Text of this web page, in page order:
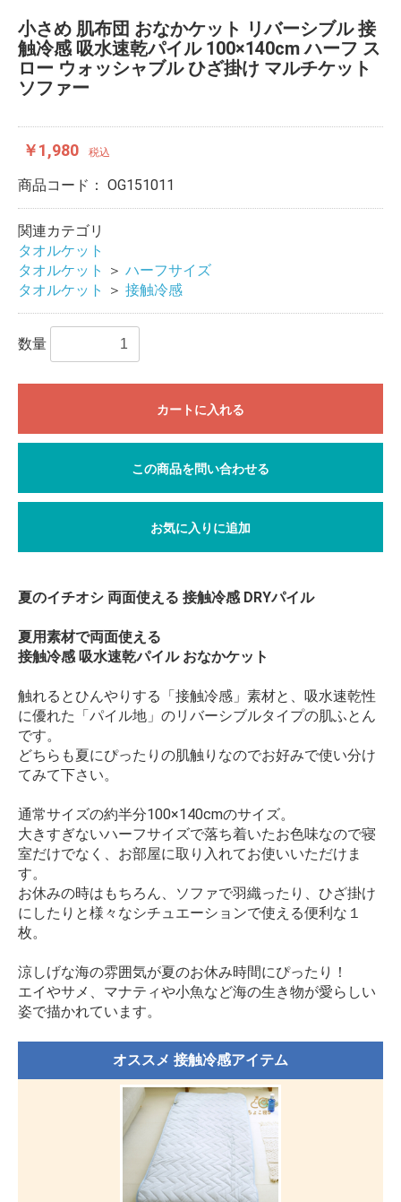
小さめ 肌布団 おなかケット リバーシブル 接
触冷感 吸水速乾パイル 100×140cm ハーフ ス
ロー ウォッシャブル ひざ掛け マルチケット
ソファー
￥1,980 税込
商品コード： OG151011
関連カテゴリ
タオルケット
タオルケット
＞ ハーフサイズ
タオルケット
＞ 接触冷感
数量
カートに入れる
この商品を問い合わせる
お気に入りに追加
夏のイチオシ 両面使える 接触冷感 DRYパイル
夏用素材で両面使える
接触冷感 吸水速乾パイル おなかケット
触れるとひんやりする「接触冷感」素材と、吸水速乾性
に優れた「パイル地」のリバーシブルタイプの肌ふとん
です。
どちらも夏にぴったりの肌触りなのでお好みで使い分け
てみて下さい。
通常サイズの約半分100×140cmのサイズ。
大きすぎないハーフサイズで落ち着いたお色味なので寝
室だけでなく、お部屋に取り入れてお使いいただけま
す。
お休みの時はもちろん、ソファで羽織ったり、ひざ掛け
にしたりと様々なシチュエーションで使える便利な１
枚。
涼しげな海の雰囲気が夏のお休み時間にぴったり！
エイやサメ、マナティや小魚など海の生き物が愛らしい
姿で描かれています。
オススメ 接触冷感アイテム